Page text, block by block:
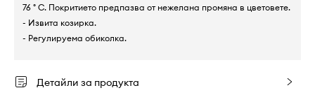
76 ° C. Покритието предпазва от нежелана промяна в цветовете.
- Извита козирка.
- Регулируема обиколка.
Детайли за продукта